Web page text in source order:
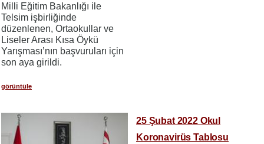
Milli Eğitim Bakanlığı ile
Telsim işbirliğinde
düzenlenen, Ortaokullar ve
Liseler Arası Kısa Öykü
Yarışması’nın başvuruları için
son aya girildi.
görüntüle
25 Şubat 2022 Okul
Koronavirüs Tablosu